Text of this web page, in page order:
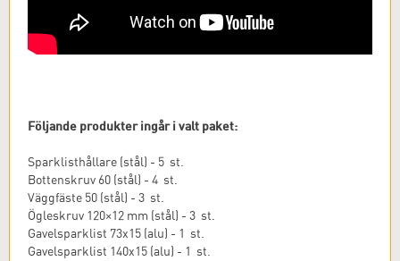
Följande produkter ingår i valt paket:
Sparklisthållare (stål) - 5 st.
Bottenskruv 60 (stål) - 4 st.
Väggfäste 50 (stål) - 3 st.
Ögleskruv 120×12 mm (stål) - 3 st.
Gavelsparklist 73x15 (alu) - 1 st.
Gavelsparklist 140x15 (alu) - 1 st.